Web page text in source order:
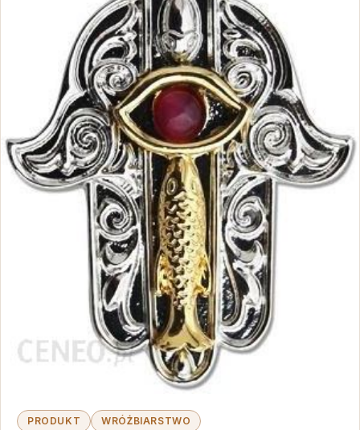
PRODUKT WRÓŻBIARSTWO